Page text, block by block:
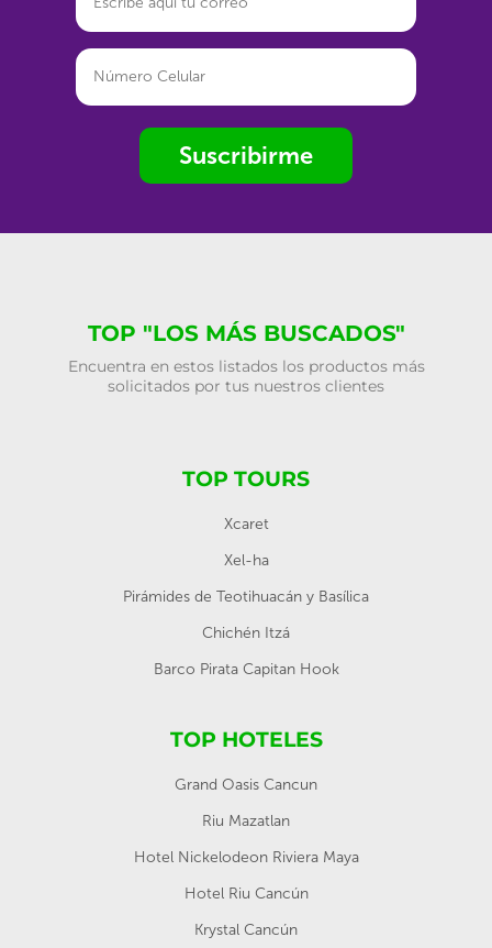
Suscribirme
TOP "LOS MÁS BUSCADOS"
Encuentra en estos listados los productos más
solicitados por tus nuestros clientes
TOP TOURS
Xcaret
Xel-ha
Pirámides de Teotihuacán y Basílica
Chichén Itzá
Barco Pirata Capitan Hook
TOP HOTELES
Grand Oasis Cancun
Riu Mazatlan
Hotel Nickelodeon Riviera Maya
Hotel Riu Cancún
Krystal Cancún